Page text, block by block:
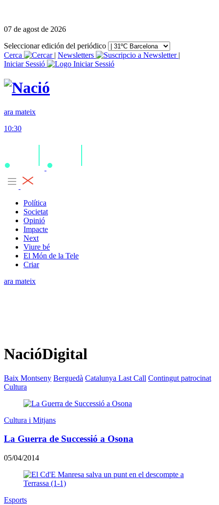
07 de agost de 2026
Seleccionar edición del periódico
Cerca
| Newsletters
|
Iniciar Sessió
ara mateix
10:30
Política
Societat
Opinió
Impacte
Next
Viure bé
El Món de la Tele
Criar
ara mateix
NacióDigital
Baix Montseny Berguedà Catalunya Last Call Contingut patrocinat
Cultura
Cultura i Mitjans
La Guerra de Successió a Osona
05/04/2014
Esports